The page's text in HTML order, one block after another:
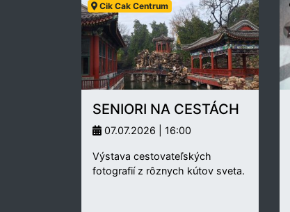
Cik Cak Centrum
SENIORI NA CESTÁCH
07.07.2026 | 16:00
Výstava cestovateľských
fotografií z rôznych kútov sveta.